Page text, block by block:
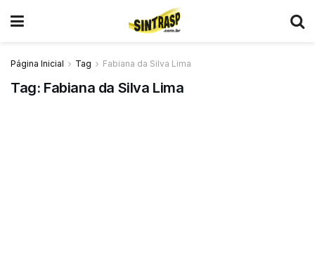
Página Inicial Tag Fabiana da Silva Lima
Tag: Fabiana da Silva Lima